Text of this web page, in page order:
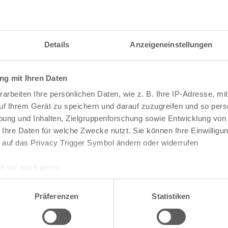
Details Anzeigeneinstellungen
mit Ihren Daten
Ihre persönlichen Daten, wie z. B. Ihre IP-Adresse,
Ihrem Gerät zu speichern und darauf zuzugreifen und so
und Inhalten, Zielgruppenforschung sowie Entwicklung
Daten für welche Zwecke nutzt. Sie können Ihre
das Privacy Trigger Symbol ändern oder widerrufen
geografische Lage erfassen, welche bis auf einige Meter
Scannen nach bestimmten Merkmalen (Fingerprinting)
Ihre persönlichen Daten verarbeitet werden, und legen Sie
Präferenzen Statistiken
Darstellung des RVR-Kartenwerks
mit vielen weiteren Details wie z.B.